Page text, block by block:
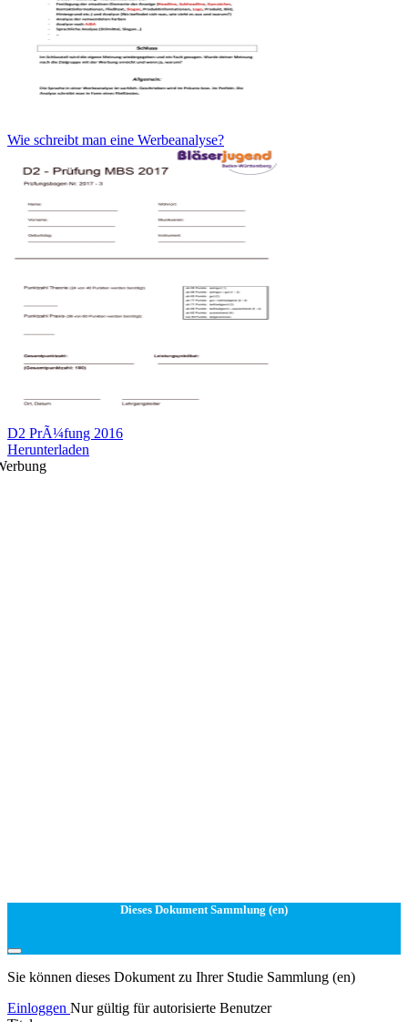
Wie schreibt man eine Werbeanalyse?
D2 PrÃ¼fung 2016
Herunterladen
Dieses Dokument Sammlung (en)
Sie können dieses Dokument zu Ihrer Studie Sammlung (en)
Einloggen Nur gültig für autorisierte Benutzer